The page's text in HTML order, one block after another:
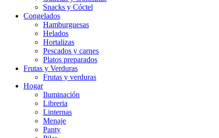
Snacks y Cóctel
Congelados
Hamburguesas
Helados
Hortalizas
Pescados y carnes
Platos preparados
Frutas y Verduras
Frutas y verduras
Hogar
Iluminación
Libreria
Linternas
Menaje
Panty